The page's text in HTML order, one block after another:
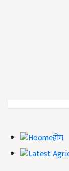
होम